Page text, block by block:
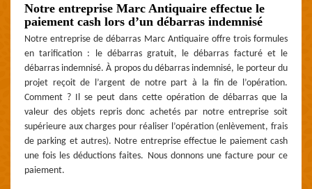
Notre entreprise Marc Antiquaire effectue le
paiement cash lors d’un débarras indemnisé
Notre entreprise de débarras Marc Antiquaire offre trois formules
en tarification : le débarras gratuit, le débarras facturé et le
débarras indemnisé. À propos du débarras indemnisé, le porteur du
projet reçoit de l’argent de notre part à la fin de l’opération.
Comment ? Il se peut dans cette opération de débarras que la
valeur des objets repris donc achetés par notre entreprise soit
supérieure aux charges pour réaliser l’opération (enlèvement, frais
de parking et autres). Notre entreprise effectue le paiement cash
une fois les déductions faites. Nous donnons une facture pour ce
paiement.